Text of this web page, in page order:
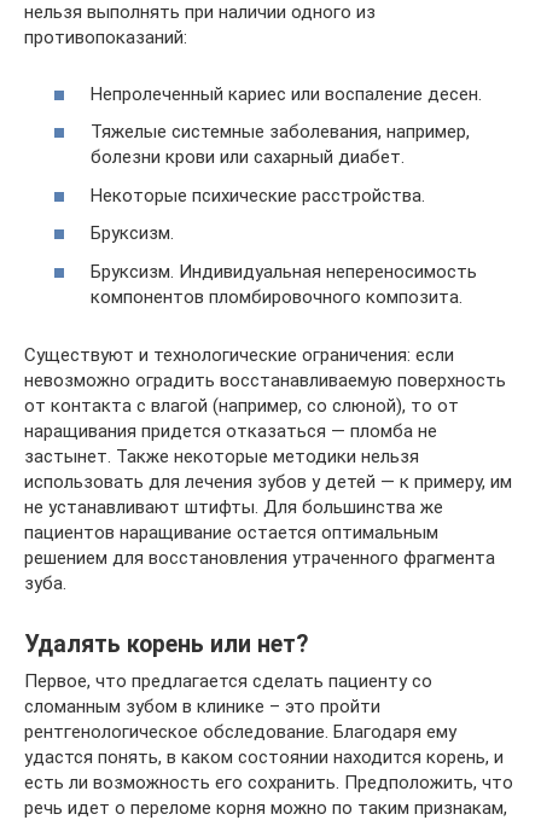
нельзя выполнять при наличии одного из
противопоказаний:
Непролеченный кариес или воспаление десен.
Тяжелые системные заболевания, например,
болезни крови или сахарный диабет.
Некоторые психические расстройства.
Бруксизм.
Бруксизм. Индивидуальная непереносимость
компонентов пломбировочного композита.
Существуют и технологические ограничения: если
невозможно оградить восстанавливаемую поверхность
от контакта с влагой (например, со слюной), то от
наращивания придется отказаться — пломба не
застынет. Также некоторые методики нельзя
использовать для лечения зубов у детей — к примеру, им
не устанавливают штифты. Для большинства же
пациентов наращивание остается оптимальным
решением для восстановления утраченного фрагмента
зуба.
Удалять корень или нет?
Первое, что предлагается сделать пациенту со
сломанным зубом в клинике – это пройти
рентгенологическое обследование. Благодаря ему
удастся понять, в каком состоянии находится корень, и
есть ли возможность его сохранить. Предположить, что
речь идет о переломе корня можно по таким признакам,